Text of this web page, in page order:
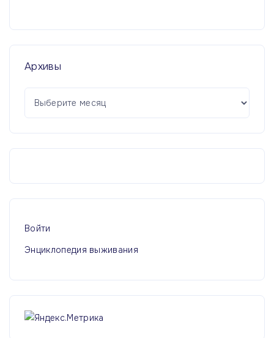
Архивы
А
х
Войти
Энциклопедия выживания